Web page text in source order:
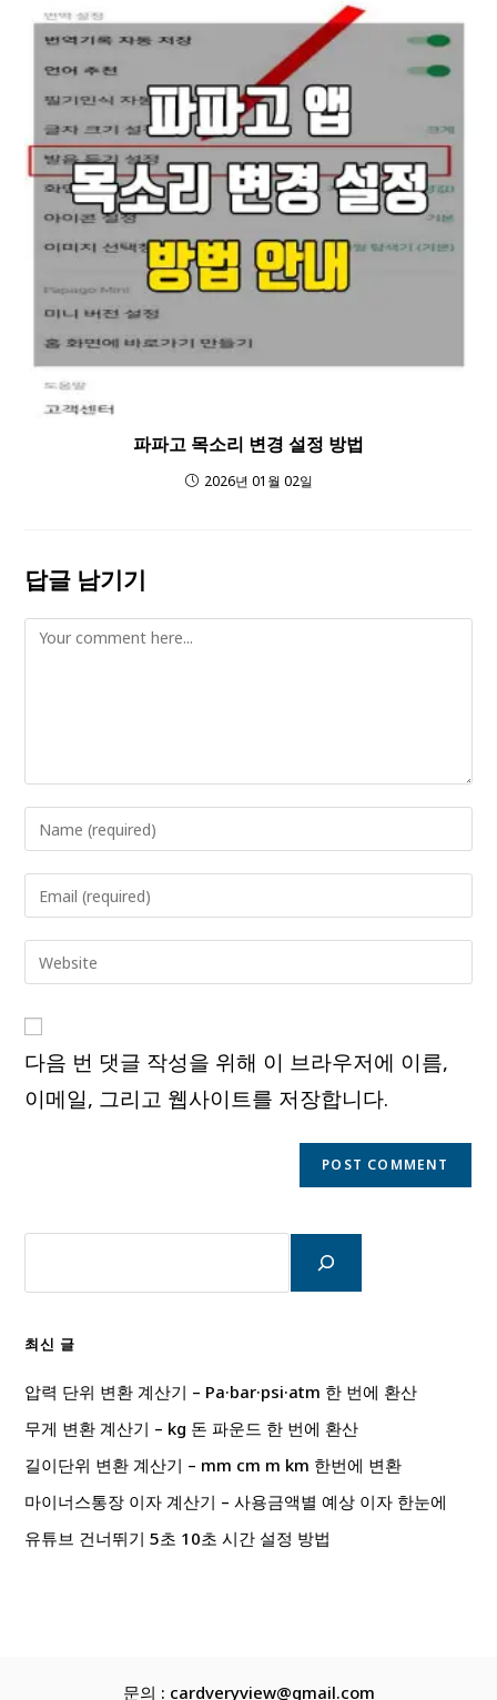
파파고 목소리 변경 설정 방법
2026년 01월 02일
답글 남기기
Comment
Enter
your
name
to
comment
Enter
your
email
address
comment
Enter
your
URL
(optional)
다음 번 댓글 작성을 위해 이 브라우저에 이름,
이메일, 그리고 웹사이트를 저장합니다.
최신 글
압력 단위 변환 계산기 – Pa·bar·psi·atm 한 번에 환산
무게 변환 계산기 – kg 돈 파운드 한 번에 환산
길이단위 변환 계산기 – mm cm m km 한번에 변환
마이너스통장 이자 계산기 – 사용금액별 예상 이자 한눈에
유튜브 건너뛰기 5초 10초 시간 설정 방법
문의 : cardveryview@gmail.com